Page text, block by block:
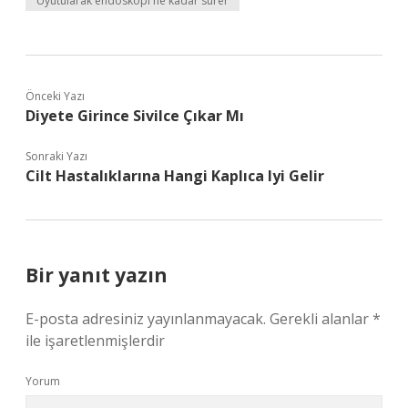
Önceki Yazı
Diyete Girince Sivilce Çıkar Mı
Sonraki Yazı
Cilt Hastalıklarına Hangi Kaplıca Iyi Gelir
Bir yanıt yazın
E-posta adresiniz yayınlanmayacak. Gerekli alanlar*
ile işaretlenmişlerdir
Yorum